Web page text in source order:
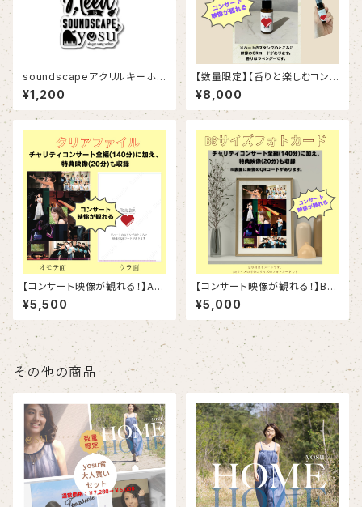
soundscapeアクリルキーホル
ダー
¥1,200
【数量限定】【香りと楽しむコンサ
ート】ラベンダーアロマスプレー
¥8,000
【コンサート映像が観れる！】A4
クリアファイル
¥5,500
【コンサート映像が観れる！】B6
サイズフォトカード
¥5,000
その他の商品